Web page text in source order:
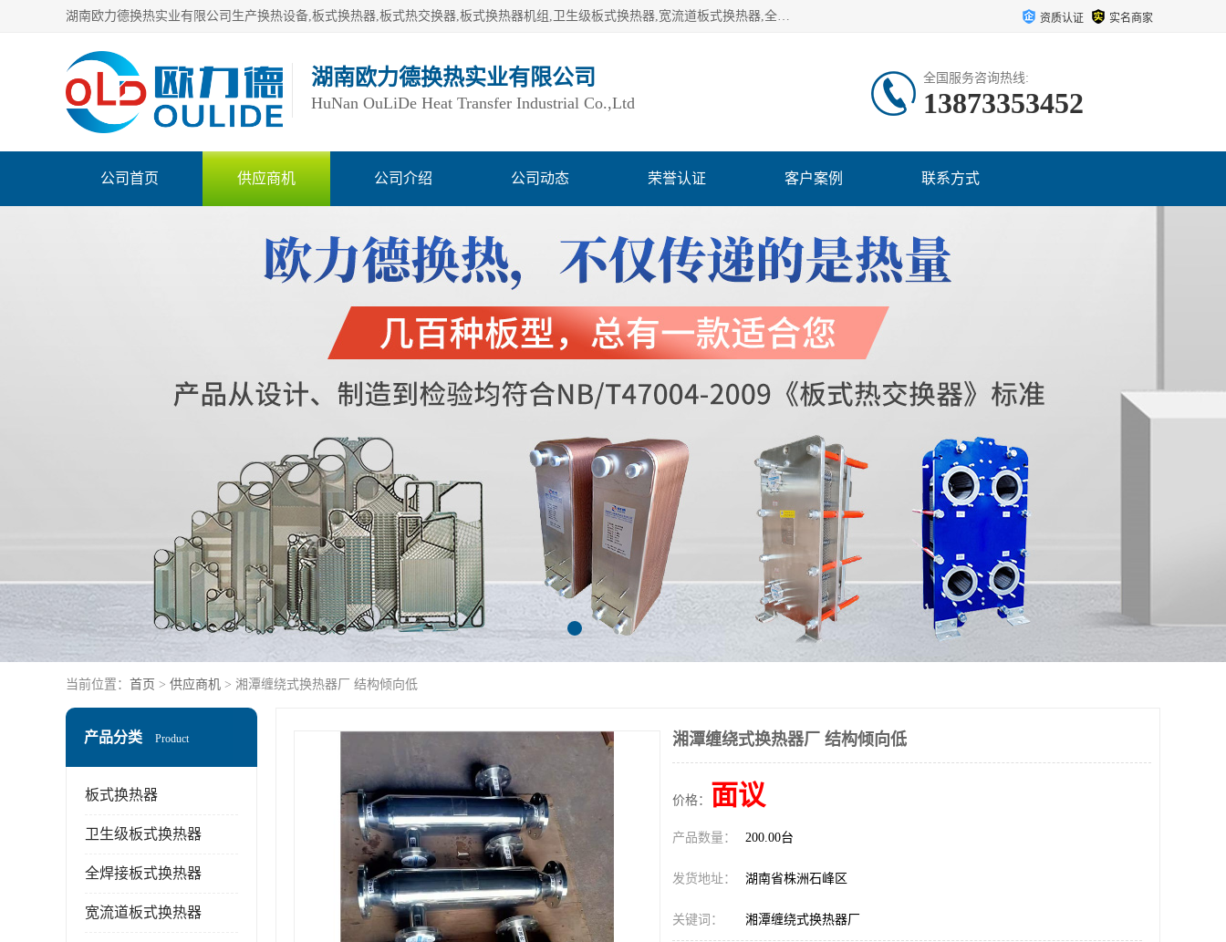
湖南欧力德换热实业有限公司生产换热设备,板式换热器,板式热交换器,板式换热器机组,卫生级板式换热器,宽流道板式换热器,全焊接板式换热器,钎焊板式换热器,钛材板式换热器,容积式换热器,盘管换热,不锈钢水箱,定压补水机组,变频供水机组等,用户覆盖：湖南、湖北、广西、广东、海南、云南、贵州等全国各地。 资质认证 实名商家
湖南欧力德换热实业有限公司
HuNan OuLiDe Heat Transfer Industrial Co.,Ltd
全国服务咨询热线:
13873353452
公司首页 供应商机 公司介绍 公司动态 荣誉认证 客户案例 联系方式
当前位置： 首页 > 供应商机 > 湘潭缠绕式换热器厂 结构倾向低
产品分类 Product
板式换热器
卫生级板式换热器
全焊接板式换热器
宽流道板式换热器
湘潭缠绕式换热器厂 结构倾向低
价格： 面议
产品数量： 200.00台
发货地址： 湖南省株洲石峰区
关键词： 湘潭缠绕式换热器厂